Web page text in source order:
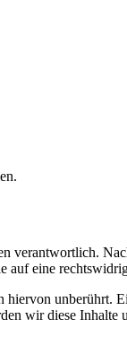
verantwortlich.
auf eine
unberührt.
wir diese Inhalte